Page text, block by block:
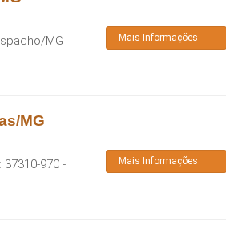
/MG
Mais Informações
MG
37310-970 -
Mais Informações